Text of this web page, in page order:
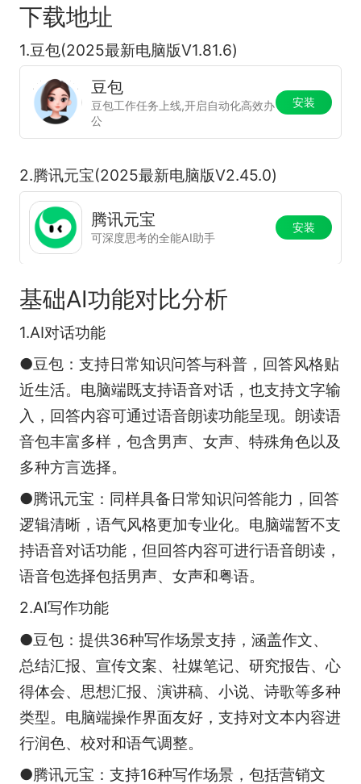
下载地址
1.豆包(2025最新电脑版V1.81.6)
豆包
豆包工作任务上线,开启自动化高效办
公
安装
2.腾讯元宝(2025最新电脑版V2.45.0)
腾讯元宝
可深度思考的全能AI助手
安装
基础AI功能对比分析
1.AI对话功能
●豆包：支持日常知识问答与科普，回答风格贴
近生活。电脑端既支持语音对话，也支持文字输
入，回答内容可通过语音朗读功能呈现。朗读语
音包丰富多样，包含男声、女声、特殊角色以及
多种方言选择。
●腾讯元宝：同样具备日常知识问答能力，回答
逻辑清晰，语气风格更加专业化。电脑端暂不支
持语音对话功能，但回答内容可进行语音朗读，
语音包选择包括男声、女声和粤语。
2.AI写作功能
●豆包：提供36种写作场景支持，涵盖作文、
总结汇报、宣传文案、社媒笔记、研究报告、心
得体会、思想汇报、演讲稿、小说、诗歌等多种
类型。电脑端操作界面友好，支持对文本内容进
行润色、校对和语气调整。
●腾讯元宝：支持16种写作场景，包括营销文